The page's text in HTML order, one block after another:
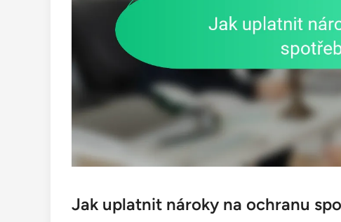
Jak uplatnit nároky na ochranu